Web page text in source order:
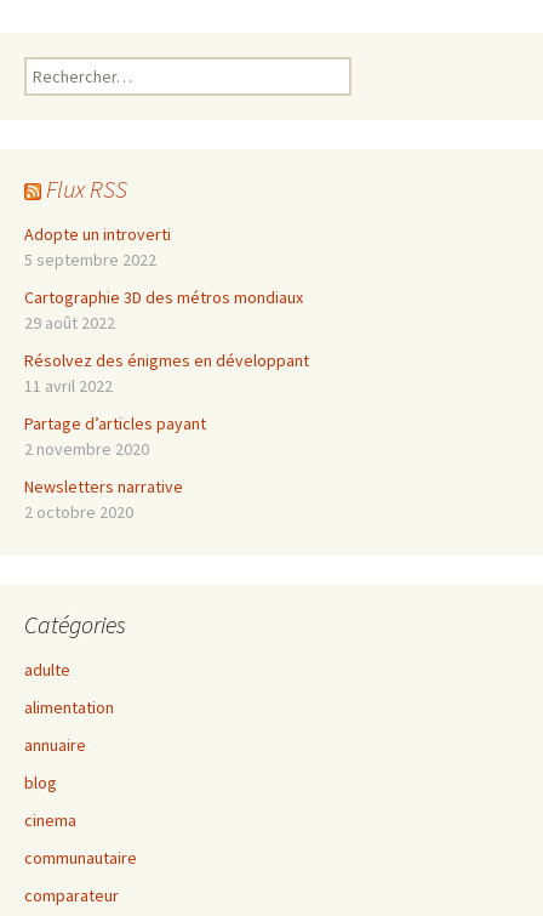
Rechercher :
Flux RSS
Adopte un introverti
5 septembre 2022
Cartographie 3D des métros mondiaux
29 août 2022
Résolvez des énigmes en développant
11 avril 2022
Partage d’articles payant
2 novembre 2020
Newsletters narrative
2 octobre 2020
Catégories
adulte
alimentation
annuaire
blog
cinema
communautaire
comparateur